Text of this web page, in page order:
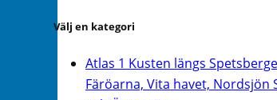
Välj en kategori
Atlas 1 Kusten längs
Färöarna, Vita havet, Nordsjön